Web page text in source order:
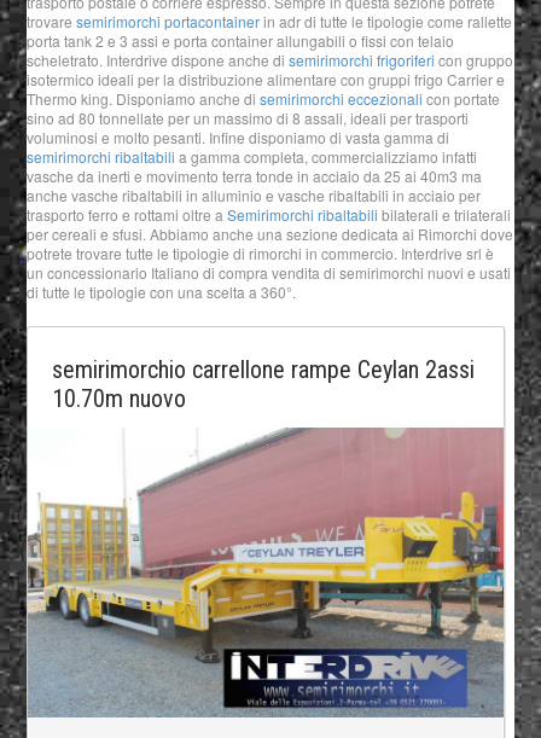
trovaresemirimorchi portacontainerin adr di tutte le tipologie come rallette
porta tank 2 e 3 assi e porta container allungabili o fissi con telaio
scheletrato. Interdrive dispone anche disemirimorchi frigoriferi con gruppo
isotermico ideali per la distribuzione alimentare con gruppi frigo Carrier e
Thermo king. Disponiamo anche disemirimorchi eccezionali con portate
sino ad 80 tonnellate per un massimo di 8 assali, ideali per trasporti
voluminosi e molto pesanti. Infine disponiamo di vasta gamma di
semirimorchi ribaltabili a gamma completa, commercializziamo infatti
vasche da inerti e movimento terra tonde in acciaio da 25 ai 40m3 ma
anche vasche ribaltabili in alluminio e vasche ribaltabili in acciaio per
trasporto ferro e rottami oltre aSemirimorchi ribaltabili bilaterali e trilaterali
per cereali e sfusi. Abbiamo anche una sezione dedicata ai Rimorchi dove
potrete trovare tutte le tipologie di rimorchi in commercio. Interdrive srl è
un concessionario Italiano di compra vendita di semirimorchi nuovi e usati
di tutte le tipologie con una scelta a 360°.
semirimorchio carrellone rampe Ceylan 2assi
10.70m nuovo